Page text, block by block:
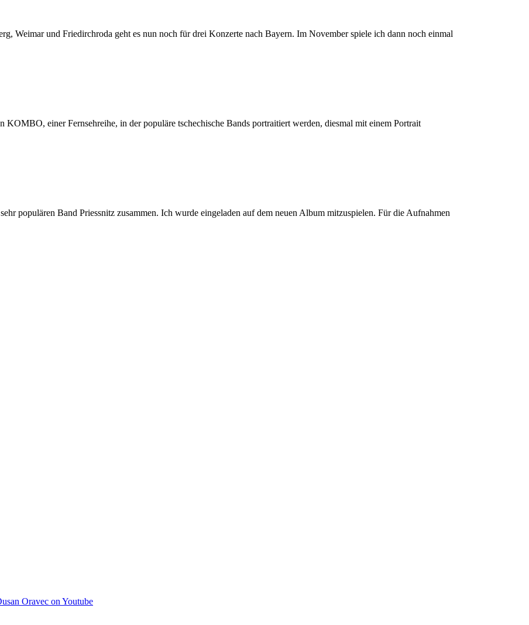
Weimar und Friedirchroda geht es nun noch für drei Konzerte nach Bayern. Im November spiele ich dann noch einmal
einer Fernsehreihe, in der populäre tschechische Bands portraitiert werden, diesmal mit einem Portrait
populären Band Priessnitz zusammen. Ich wurde eingeladen auf dem neuen Album mitzuspielen. Für die Aufnahmen